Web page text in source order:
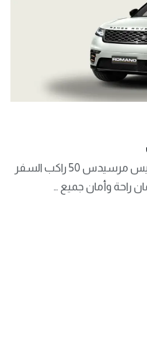
شركة خدمات نقل سياحي ايجار اتوبيس مرسيدس 50 راكب السفر
راحة وأمان جميع …